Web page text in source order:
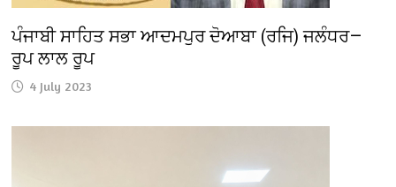
ਪੰਜਾਬੀ ਸਾਹਿਤ ਸਭਾ ਆਦਮਪੁਰ ਦੋਆਬਾ (ਰਜਿ) ਜਲੰਧਰ—
ਰੂਪ ਲਾਲ ਰੂਪ
4 July 2023